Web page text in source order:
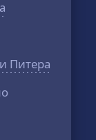
Питера